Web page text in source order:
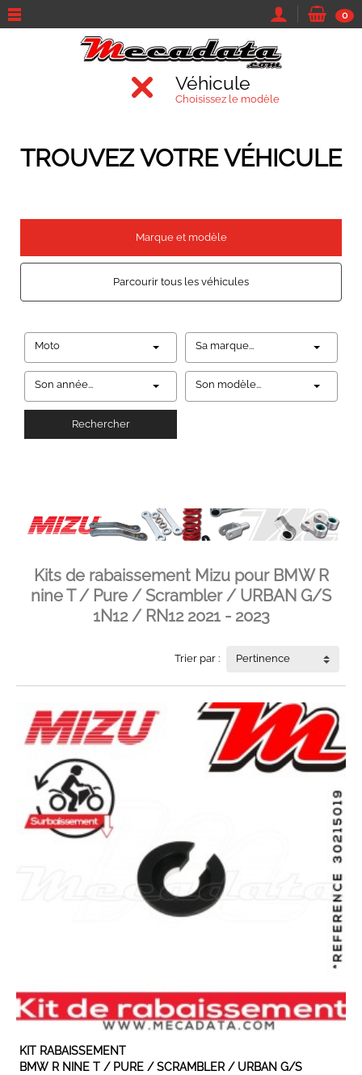
0
Véhicule
Choisissez le modèle
TROUVEZ VOTRE VÉHICULE
Marque et modèle
Parcourir tous les véhicules
Moto Sa marque...
Son année... Son modèle...
Rechercher
Kits de rabaissement Mizu pour BMW R
nine T / Pure / Scrambler / URBAN G/S
1N12 / RN12 2021 - 2023
Trier par : Pertinence
KIT RABAISSEMENT
BMW R NINE T / PURE / SCRAMBLER / URBAN G/S